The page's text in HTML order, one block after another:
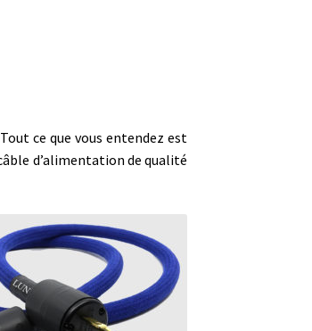
ce que vous entendez est
d’alimentation de qualité